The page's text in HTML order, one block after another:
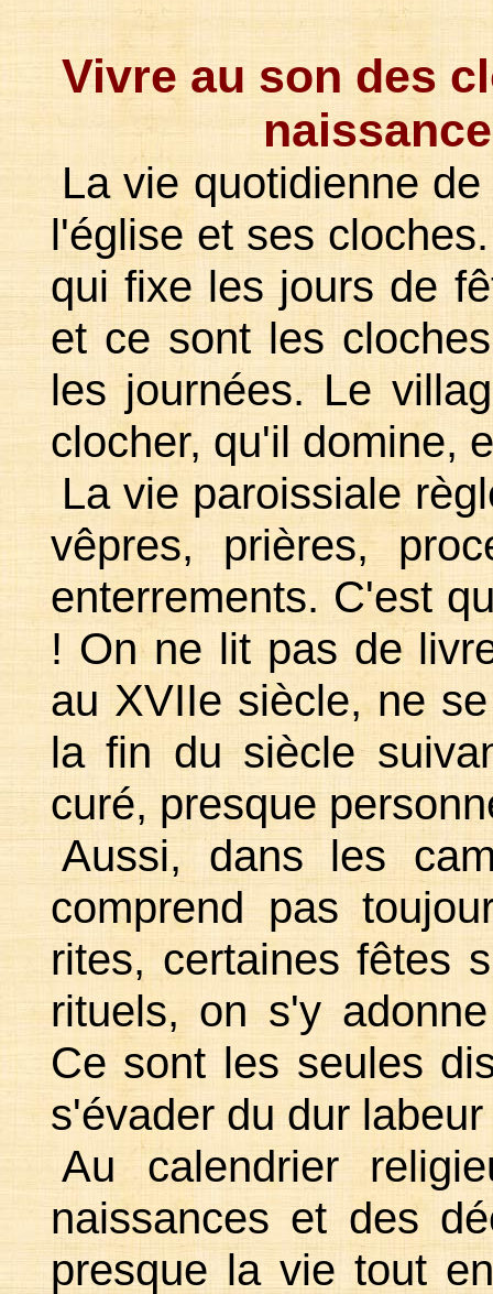
Vivre au son des
La vie quotidienne
l'église et ses
qui fixe les jours de
et ce sont les
les journées. Le
clocher, qu'il domine,
La vie paroissiale
vêpres, prières,
enterrements. C'est
! On ne lit pas de
au XVIIe siècle, ne
la fin du siècle
curé, presque
Aussi, dans les
comprend pas
rites, certaines fêtes
rituels, on s'y
Ce sont les seules
s'évader du dur
Au calendrier
naissances et des
presque la vie tout